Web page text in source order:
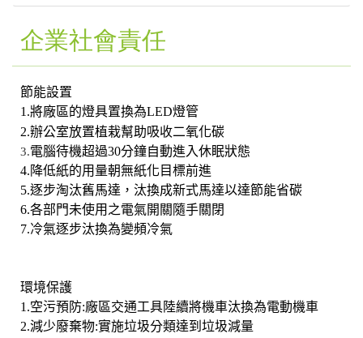
企業社會責任
節能設置
1.將廠區的燈具置換為LED燈管
2.辦公室放置植栽幫助吸收二氧化碳
3.電腦待機超過30分鐘自動進入休眠狀態
4. 降低紙的用量朝無紙化目標前進
5.逐步淘汰舊馬達 ， 汰換成新式馬達以達節能省碳
6.各部門未使用之電氣開關隨手關閉
7.冷氣逐步汰換為變頻冷氣
環境保護
1.空污預防:廠區交通工具陸續將機車汰換為電動機車
2.減少廢棄物:實施垃圾分類達到垃圾減量